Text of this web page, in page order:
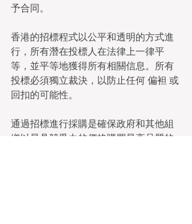
予合同。
香港的招標程式以公平和透明的方式進
行，所有潛在投標人在法律上一律平
等，並平等地獲得所有相關信息。所有
投標必須獨立裁決，以防止任何 偏袒 或
回扣的可能性。
通過招標進行採購是確保政府和其他組
織以最具競爭力的價格購買最高品質的